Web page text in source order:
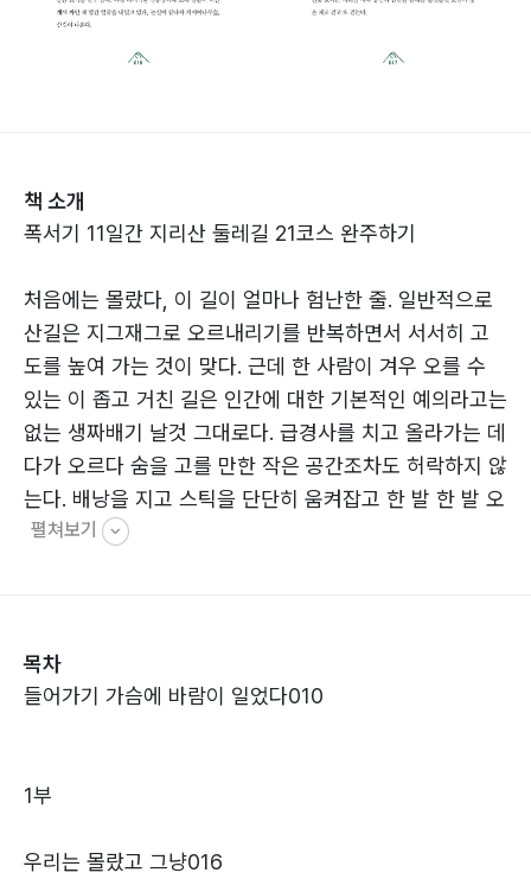
책 소개
폭서기 11일간 지리산 둘레길 21코스 완주하기
처음에는 몰랐다, 이 길이 얼마나 험난한 줄. 일반적으로
산길은 지그재그로 오르내리기를 반복하면서 서서히 고
도를 높여 가는 것이 맞다. 근데 한 사람이 겨우 오를 수
있는 이 좁고 거친 길은 인간에 대한 기본적인 예의라고는
없는 생짜배기 날것 그대로다. 급경사를 치고 올라가는 데
다가 오르다 숨을 고를 만한 작은 공간조차도 허락하지 않
는다. 배낭을 지고 스틱을 단단히 움켜잡고 한 발 한 발 오
르다가, 터억, 헉! 배낭이 나뭇가지에 걸려 몸이 뒤로 휘청
금 내가 여기서 무슨 짓을 하고 있는 거지? 도대체 무얼
바라 여기 이 길에, 그것도 제 덩치만 한 배낭을 메고 후들
펼쳐보기
목차
들어가기 가슴에 바람이 일었다010
1부
우리는 몰랐고 그냥016